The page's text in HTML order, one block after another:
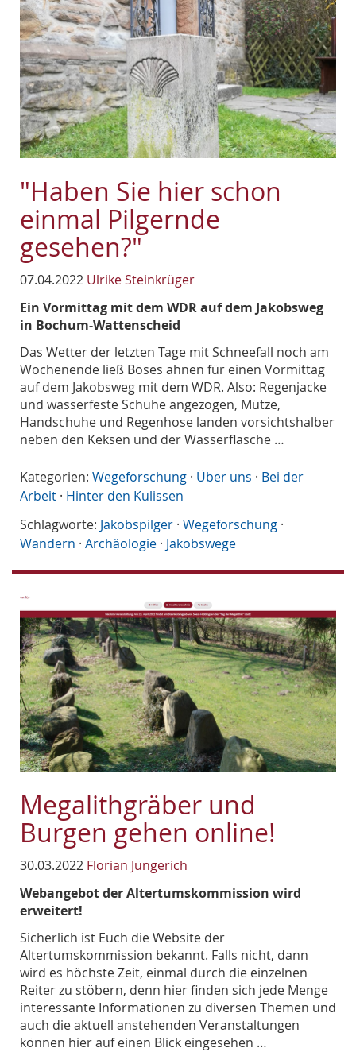
"Haben Sie hier schon
einmal Pilgernde
gesehen?"
07.04.2022 Ulrike Steinkrüger
Ein Vormittag mit dem WDR auf dem Jakobsweg
in Bochum-Wattenscheid
Das Wetter der letzten Tage mit Schneefall noch am
Wochenende ließ Böses ahnen für einen Vormittag
auf dem Jakobsweg mit dem WDR. Also: Regenjacke
und wasserfeste Schuhe angezogen, Mütze,
Handschuhe und Regenhose landen vorsichtshalber
neben den Keksen und der Wasserflasche …
Kategorien: Wegeforschung · Über uns · Bei der
Arbeit · Hinter den Kulissen
Schlagworte: Jakobspilger · Wegeforschung ·
Wandern · Archäologie · Jakobswege
Megalithgräber und
Burgen gehen online!
30.03.2022 Florian Jüngerich
Webangebot der Altertumskommission wird
erweitert!
Sicherlich ist Euch die Website der
Altertumskommission bekannt. Falls nicht, dann
wird es höchste Zeit, einmal durch die einzelnen
Reiter zu stöbern, denn hier finden sich jede Menge
interessante Informationen zu diversen Themen und
auch die aktuell anstehenden Veranstaltungen
können hier auf einen Blick eingesehen …